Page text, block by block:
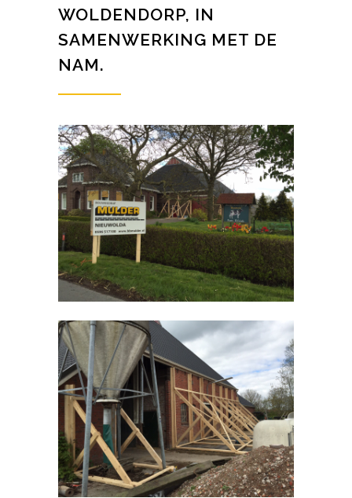
WOLDENDORP, IN
SAMENWERKING MET DE
NAM.